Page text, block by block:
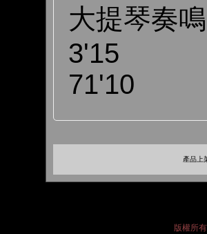
大提琴奏
3'15
71'10
產品上
版權所